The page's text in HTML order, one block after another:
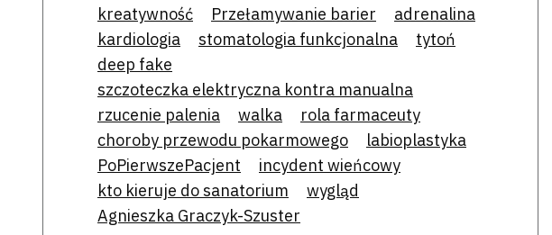
kreatywność
Przełamywanie barier
adrenalina
kardiologia
stomatologia funkcjonalna
tytoń
deep fake
szczoteczka elektryczna kontra manualna
rzucenie palenia
walka
rola farmaceuty
choroby przewodu pokarmowego
labioplastyka
PoPierwszePacjent
incydent wieńcowy
kto kieruje do sanatorium
wygląd
Agnieszka Graczyk-Szuster